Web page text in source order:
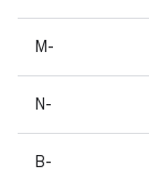
M-
N-
B-